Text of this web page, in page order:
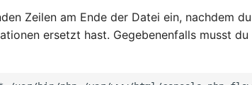
Zeilen am Ende der Datei ein, nachdem
ersetzt hast. Gegebenenfalls musst